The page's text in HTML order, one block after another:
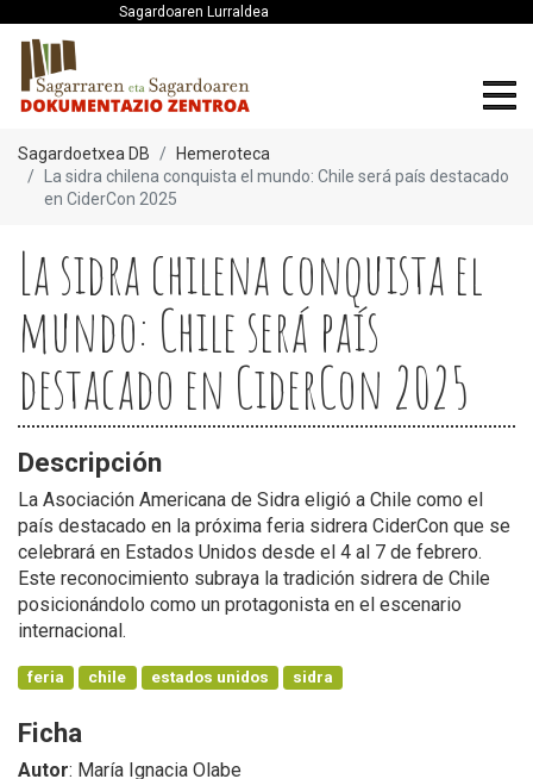
Sagardoaren Lurraldea
Sagardoetxea DB
Hemeroteca
La sidra chilena conquista el mundo: Chile será país destacado
en CiderCon 2025
La sidra chilena conquista el
mundo: Chile será país
destacado en CiderCon 2025
Descripción
La Asociación Americana de Sidra eligió a Chile como el
país destacado en la próxima feria sidrera CiderCon que se
celebrará en Estados Unidos desde el 4 al 7 de febrero.
Este reconocimiento subraya la tradición sidrera de Chile
posicionándolo como un protagonista en el escenario
internacional.
feria chile estados unidos sidra
Ficha
Autor: María Ignacia Olabe